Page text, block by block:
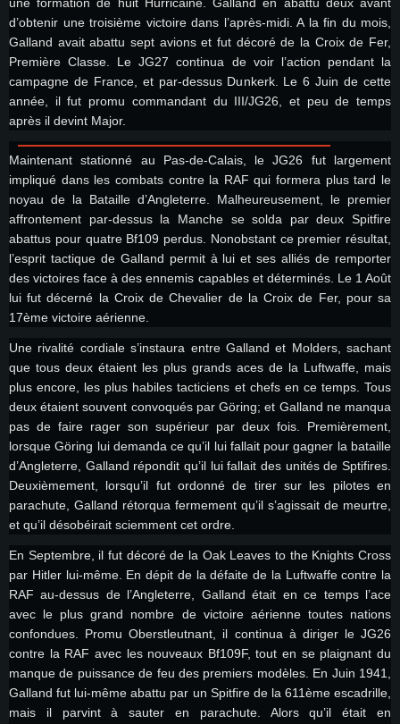
Pour PC
Pour MAC
Pour Linux
Minimum
OS: Windows 10 (64 bit)
Processeur: Dual-Core 2.2 GHz
Mémoire: 4 GB
Carte graphique supportant DirectX 11: AMD Radeon 77XX / NVIDIA
GeForce GTX 660. La résolution minimale supportée par le jeu est de 720p
Connection: Connexion Internet à haut débit
Disque dur: 23.1 Go (client minimal)
Recommandée
OS: Windows 10/11 (64 bit)
Processeur: Intel Core i5 ou Ryzen5 3600 et plus
Mémoire: 16 GB et plus
Carte graphique supportant DirectX 11 ou plus et drivers: Nvidia GeForce
1060 et plus, Radeon RX 570 et plus.
Connection: Connexion Internet à haut débit
Disque dur: 75.9 Go (client complet)
Minimum
OS: Mac OS Big Sur 11.0 ou plus récent
Processeur: Core i5, minimum 2.2GHz (Les processeurs Intel Xeon ne sont
Mémoire: 6 GB
Carte graphique: Intel Iris Pro 5200 (Mac), ou analogue AMD/Nvidia. La
résolution minimale supportée par le jeu est de 720p.
Connection: Connexion Internet à haut débit
Disque dur: 62,2 Go (client minimal)
Recommandée
Mémoire: 8 GB
Carte graphique: Radeon Vega II ou plus avec support de Metal
Connection: Connexion Internet à haut débit
Disque dur: 62,2 Go (client complet)
Minimum
OS: Les configurations Linux 64 bits les plus modernes
Processeur: Dual-Core 2.4 GHz
Mémoire: 4 GB
Carte graphique: NVIDIA 660 avec les derniers drivers (moins de 6 mois) /
de même pour AMD (La résolution minimale supportée par le jeu est de
720p)
Connection: Connexion Internet à haut débit
Disque dur: 62,2 Go (client minimal)
Recommandée
Mémoire: 8 GB
Carte graphique: NVIDIA 1060 avec les derniers drivers (moins de 6 mois) /
de même pour AMD (Radeon RX 570) avec les derniers drivers de moins de
6 mois et supportant Vulkan
Connection: Connexion Internet à haut débit
Disque dur: 60,2 Go (client complet)
d’obtenir une troisième victoire dans l’après-midi. A la fin du mois,
Galland avait abattu sept avions et fut décoré de la Croix de Fer,
Première Classe. Le JG27 continua de voir l’action pendant la
campagne de France, et par-dessus Dunkerk. Le 6 Juin de cette
année, il fut promu commandant du III/JG26, et peu de temps
après il devint Major.
Maintenant stationné au Pas-de-Calais, le JG26 fut largement
impliqué dans les combats contre la RAF qui formera plus tard le
noyau de la Bataille d’Angleterre. Malheureusement, le premier
affrontement par-dessus la Manche se solda par deux Spitfire
abattus pour quatre Bf109 perdus. Nonobstant ce premier résultat,
l’esprit tactique de Galland permit à lui et ses alliés de remporter
des victoires face à des ennemis capables et déterminés. Le 1 Août
lui fut décerné la Croix de Chevalier de la Croix de Fer, pour sa
17ème victoire aérienne.
Une rivalité cordiale s’instaura entre Galland et Molders, sachant
que tous deux étaient les plus grands aces de la Luftwaffe, mais
plus encore, les plus habiles tacticiens et chefs en ce temps. Tous
deux étaient souvent convoqués par Göring; et Galland ne manqua
pas de faire rager son supérieur par deux fois. Premièrement,
lorsque Göring lui demanda ce qu’il lui fallait pour gagner la bataille
d’Angleterre, Galland répondit qu’il lui fallait des unités de Sptifires.
Deuxièmement, lorsqu’il fut ordonné de tirer sur les pilotes en
parachute, Galland rétorqua fermement qu’il s’agissait de meurtre,
et qu’il désobéirait sciemment cet ordre.
En Septembre, il fut décoré de la Oak Leaves to the Knights Cross
par Hitler lui-même. En dépit de la défaite de la Luftwaffe contre la
RAF au-dessus de l’Angleterre, Galland était en ce temps l’ace
avec le plus grand nombre de victoire aérienne toutes nations
confondues. Promu Oberstleutnant, il continua à diriger le JG26
contre la RAF avec les nouveaux Bf109F, tout en se plaignant du
manque de puissance de feu des premiers modèles. En Juin 1941,
Galland fut lui-même abattu par un Spitfire de la 611ème escadrille,
mais il parvint à sauter en parachute. Alors qu’il était en